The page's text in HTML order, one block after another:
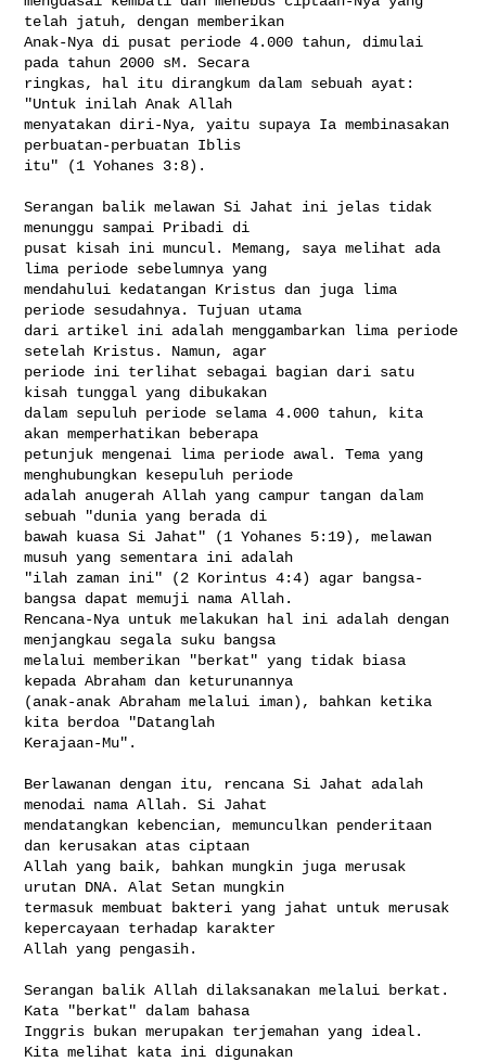
telah jatuh, dengan memberikan
Anak-Nya di pusat periode 4.000 tahun, dimulai
pada tahun 2000 sM. Secara
ringkas, hal itu dirangkum dalam sebuah ayat:
"Untuk inilah Anak Allah
menyatakan diri-Nya, yaitu supaya Ia membinasakan
perbuatan-perbuatan Iblis
itu" (1 Yohanes 3:8).
Serangan balik melawan Si Jahat ini jelas tidak
menunggu sampai Pribadi di
pusat kisah ini muncul. Memang, saya melihat ada
lima periode sebelumnya yang
mendahului kedatangan Kristus dan juga lima
periode sesudahnya. Tujuan utama
dari artikel ini adalah menggambarkan lima periode
setelah Kristus. Namun, agar
periode ini terlihat sebagai bagian dari satu
kisah tunggal yang dibukakan
dalam sepuluh periode selama 4.000 tahun, kita
akan memperhatikan beberapa
petunjuk mengenai lima periode awal. Tema yang
menghubungkan kesepuluh periode
adalah anugerah Allah yang campur tangan dalam
sebuah "dunia yang berada di
bawah kuasa Si Jahat" (1 Yohanes 5:19), melawan
musuh yang sementara ini adalah
"ilah zaman ini" (2 Korintus 4:4) agar bangsa-
bangsa dapat memuji nama Allah.
Rencana-Nya untuk melakukan hal ini adalah dengan
menjangkau segala suku bangsa
melalui memberikan "berkat" yang tidak biasa
kepada Abraham dan keturunannya
(anak-anak Abraham melalui iman), bahkan ketika
kita berdoa "Datanglah
Kerajaan-Mu".
Berlawanan dengan itu, rencana Si Jahat adalah
menodai nama Allah. Si Jahat
mendatangkan kebencian, memunculkan penderitaan
dan kerusakan atas ciptaan
Allah yang baik, bahkan mungkin juga merusak
urutan DNA. Alat Setan mungkin
termasuk membuat bakteri yang jahat untuk merusak
kepercayaan terhadap karakter
Allah yang pengasih.
Serangan balik Allah dilaksanakan melalui berkat.
Kata "berkat" dalam bahasa
Inggris bukan merupakan terjemahan yang ideal.
Kita melihat kata ini digunakan